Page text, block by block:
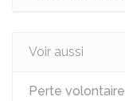
Voir aussi
Perte